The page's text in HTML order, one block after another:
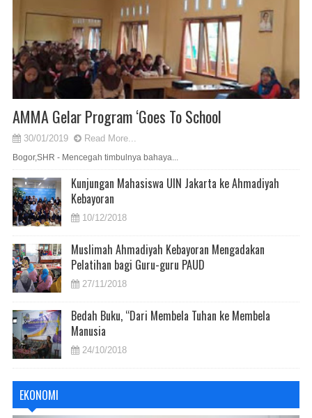
AMMA Gelar Program ‘Goes To School
30/01/2019 Read More...
Bogor,SHR - Mencegah timbulnya bahaya...
Kunjungan Mahasiswa UIN Jakarta ke Ahmadiyah
Kebayoran
10/12/2018
Muslimah Ahmadiyah Kebayoran Mengadakan
Pelatihan bagi Guru-guru PAUD
27/11/2018
Bedah Buku, “Dari Membela Tuhan ke Membela
Manusia
24/10/2018
EKONOMI